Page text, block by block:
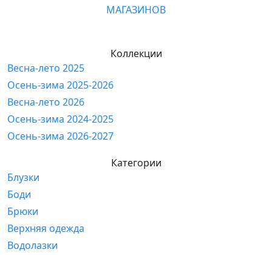
МАГАЗИНОВ
Коллекции
Весна-лето 2025
Осень-зима 2025-2026
Весна-лето 2026
Осень-зима 2024-2025
Осень-зима 2026-2027
Категории
Блузки
Боди
Брюки
Верхняя одежда
Водолазки